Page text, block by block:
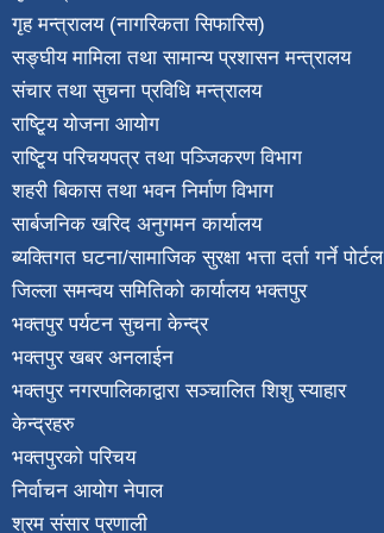
गृह मन्त्रालय (नागरिकता सिफारिस)
सङ्घीय मामिला तथा सामान्य प्रशासन मन्त्रालय
संचार तथा सुचना प्रविधि मन्त्रालय
राष्टि्ृय योजना आयोग
राष्टि्ृय परिचयपत्र तथा पञ्जिकरण विभाग
शहरी बिकास तथा भवन निर्माण विभाग
सार्बजनिक खरिद अनुगमन कार्यालय
ब्यक्तिगत घटना/सामाजिक सुरक्षा भत्ता दर्ता गर्ने पोर्टल
जिल्ला समन्वय समितिको कार्यालय भक्तपुर
भक्तपुर पर्यटन सुचना केन्द्र
भक्तपुर खबर अनलाईन
भक्तपुर नगरपालिकाद्वारा सञ्चालित शिशु स्याहार
केन्द्रहरु
भक्तपुरकाे परिचय
निर्वाचन आयोग नेपाल
श्रम संसार प्रणाली